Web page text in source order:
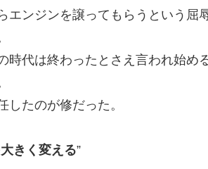
エンジンを譲ってもらうという屈
代は終わったとさえ言われ始める
たのが修だった。
きく変える”